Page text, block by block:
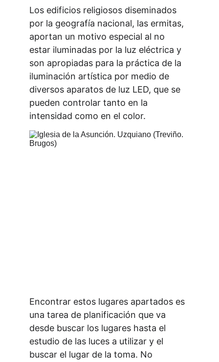
Los edificios religiosos diseminados
por la geografía nacional, las ermitas,
aportan un motivo especial al no
estar iluminadas por la luz eléctrica y
son apropiadas para la práctica de la
iluminación artística por medio de
diversos aparatos de luz LED, que se
pueden controlar tanto en la
intensidad como en el color.
Encontrar estos lugares apartados es
una tarea de planificación que va
desde buscar los lugares hasta el
estudio de las luces a utilizar y el
buscar el lugar de la toma. No